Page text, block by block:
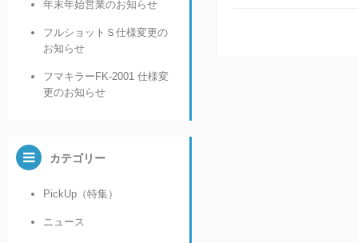
年末年始営業のお知らせ
フルショットＳ仕様変更の
お知らせ
フマキラーFK-2001 仕様変
更のお知らせ
カテゴリー
PickUp（特集）
ニュース